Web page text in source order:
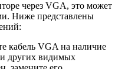
через VGA, это может
Ниже представлены
кабель VGA на наличие
других видимых